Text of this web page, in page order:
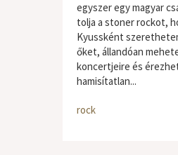
egyszer egy magyar
tolja a stoner rockot,
Kyussként
őket, állandóan
koncertjeire és
hamisítatlan...
rock